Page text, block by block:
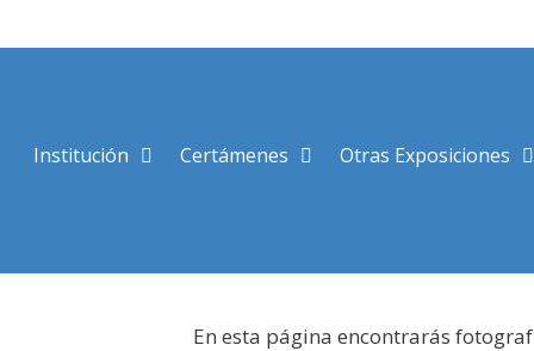
al
Institución Certámenes Otras Exposiciones
En esta página encontrarás